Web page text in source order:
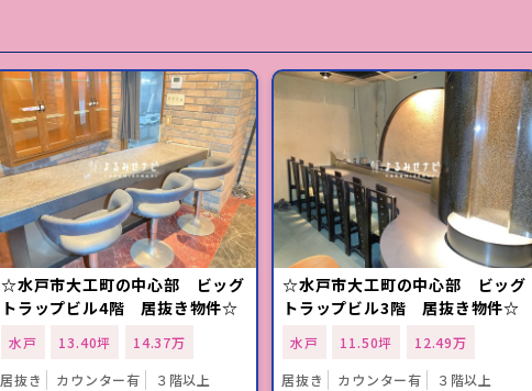
☆水戸市大工町の中心部 ビッグ
トラップビル4階 居抜き物件☆
水戸 13.40坪
14.37万
居抜き
カウンター有 ３階以上
☆水戸市大工町の中心部 ビッグ
トラップビル3階 居抜き物件☆
水戸 11.50坪
12.49万
居抜き
カウンター有 ３階以上